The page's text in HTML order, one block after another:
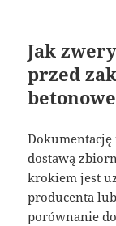
Jak
przed
dostawą
krokiem jest
producenta
porównanie